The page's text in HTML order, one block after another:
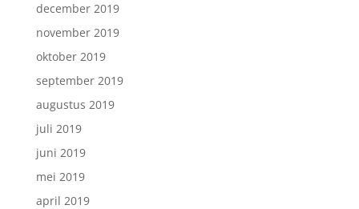
december 2019
november 2019
oktober 2019
september 2019
augustus 2019
juli 2019
juni 2019
mei 2019
april 2019